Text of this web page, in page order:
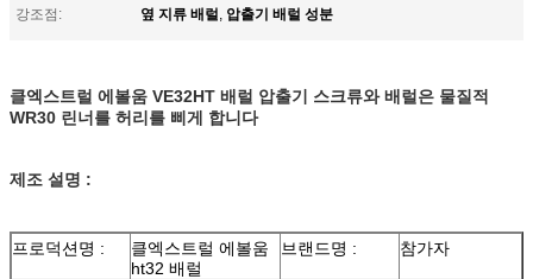
강조점:
옆 지류 배럴, 압출기 배럴 성분
클엑스트럴 에볼움 VE32HT 배럴 압출기 스크류와 배럴은 물질적
WR30 린너를 허리를 삐게 합니다
제조 설명 :
프로덕션명 :
클엑스트럴 에볼움
ht32 배럴
브랜드명 : 참가자